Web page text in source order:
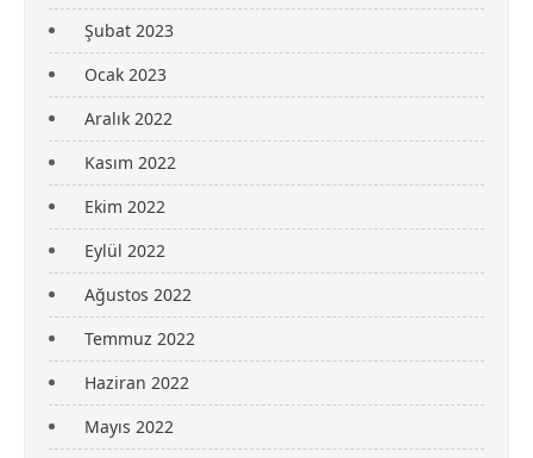
Şubat 2023
Ocak 2023
Aralık 2022
Kasım 2022
Ekim 2022
Eylül 2022
Ağustos 2022
Temmuz 2022
Haziran 2022
Mayıs 2022